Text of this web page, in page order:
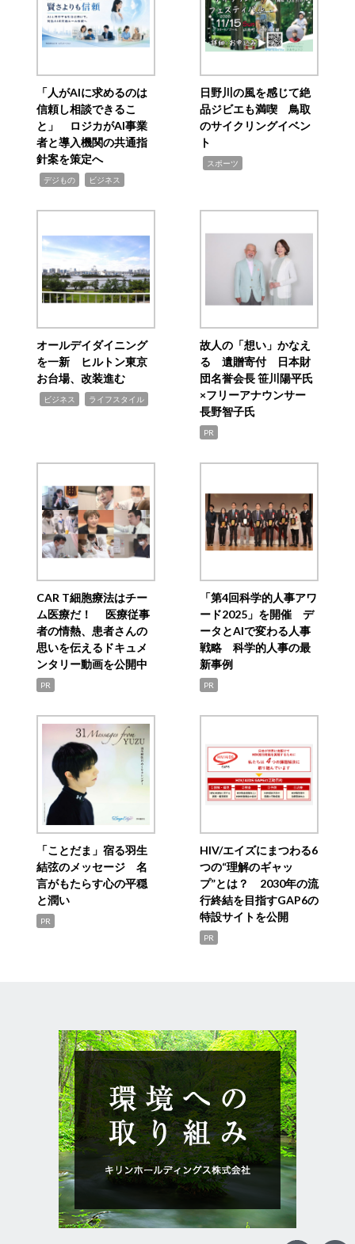
「人がAIに求めるのは
信頼し相談できるこ
と」 ロジカがAI事業
者と導入機関の共通指
針案を策定へ
デジもの ビジネス
日野川の風を感じて絶
品ジビエも満喫 鳥取
のサイクリングイベン
ト
スポーツ
オールデイダイニング
を一新 ヒルトン東京
お台場、改装進む
ビジネス ライフスタイル
故人の「想い」かなえ
る 遺贈寄付 日本財
団名誉会長 笹川陽平氏
×フリーアナウンサー
長野智子氏
PR
CAR T細胞療法はチー
ム医療だ！ 医療従事
者の情熱、患者さんの
思いを伝えるドキュメ
ンタリー動画を公開中
PR
「第4回科学的人事アワ
ード2025」を開催 デ
ータとAIで変わる人事
戦略 科学的人事の最
新事例
PR
「ことだま」宿る羽生
結弦のメッセージ 名
言がもたらす心の平穏
と潤い
PR
HIV/エイズにまつわる6
つの“理解のギャッ
プ”とは？ 2030年の流
行終結を目指すGAP6の
特設サイトを公開
PR